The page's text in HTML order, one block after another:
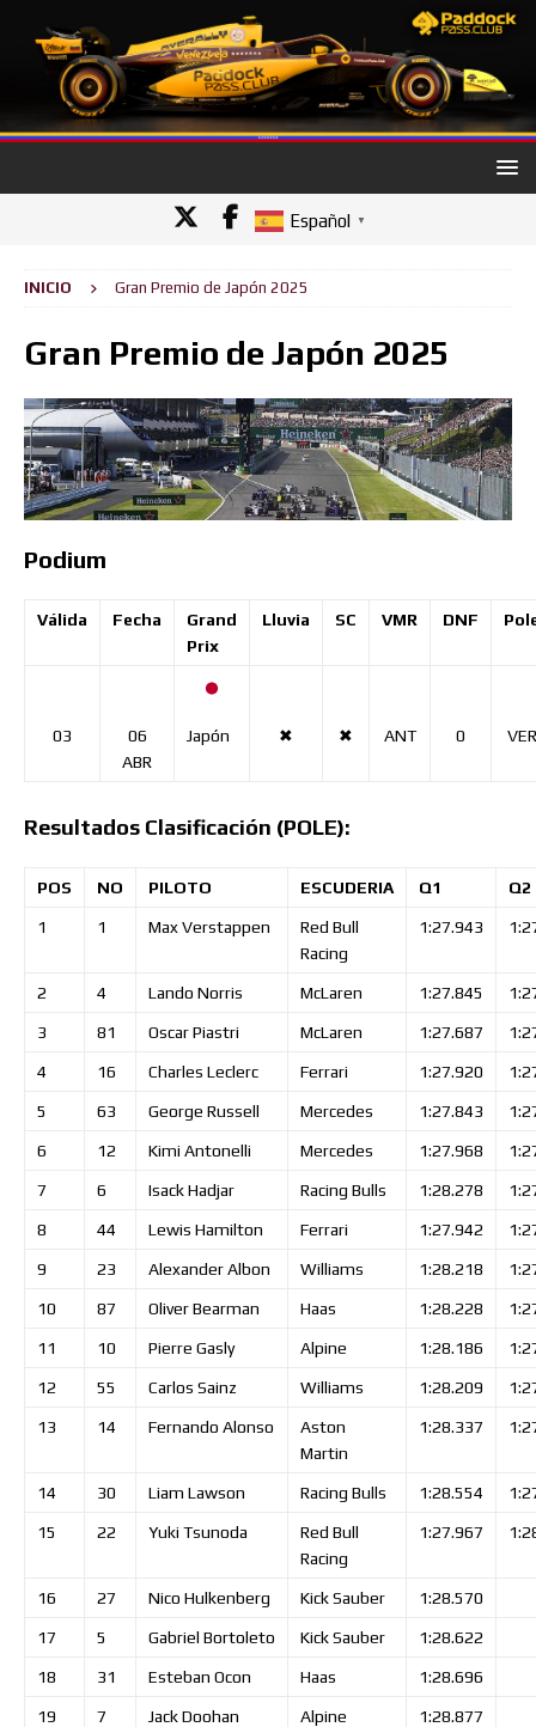
Español ▼
INICIO Gran Premio de Japón 2025
Gran Premio de Japón 2025
Podium
Válida Fecha
Grand
Prix
Lluvia SC VMR DNF
03
06
ABR
Japón ✖ ✖ ANT 0 VER
Resultados Clasificación (POLE):
POS NO PILOTO ESCUDERIA Q1 Q2
1 1 MaxVerstappen
Red Bull
Racing
1:27.943
2 4 Lando Norris McLaren 1:27.845
3 81 OscarPiastri McLaren 1:27.687
4 16 Charles Leclerc Ferrari 1:27.920
5 63 George Russell Mercedes 1:27.843
6 12 Kimi Antonelli Mercedes 1:27.968
7 6 IsackHadjar Racing Bulls 1:28.278
8 44 Lewis Hamilton Ferrari 1:27.942
9 23 AlexanderAlbon Williams 1:28.218
10 87 OliverBearman Haas 1:28.228
11 10 Pierre Gasly Alpine 1:28.186
12 55 Carlos Sainz Williams 1:28.209
13 14 Fernando Alonso
Aston
Martin
1:28.337
14 30 Liam Lawson Racing Bulls 1:28.554
15 22 Yuki Tsunoda
Red Bull
Racing
1:27.967
16 27 Nico Hulkenberg Kick Sauber 1:28.570
17 5 Gabriel Bortoleto Kick Sauber 1:28.622
18 31 Esteban Ocon Haas 1:28.696
19 7 JackDoohan Alpine 1:28.877